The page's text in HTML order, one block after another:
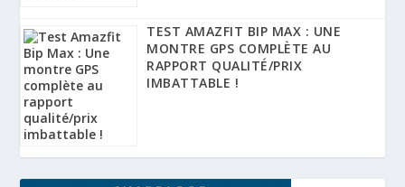
TEST AMAZFIT BIP MAX : UNE
MONTRE GPS COMPLÈTE AU
RAPPORT QUALITÉ/PRIX
IMBATTABLE !